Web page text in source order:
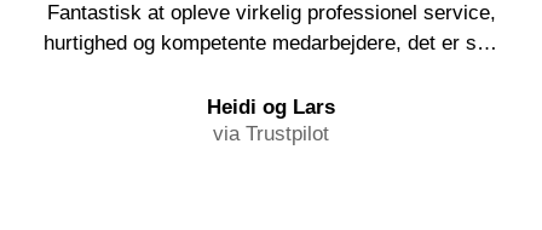
Fantastisk at opleve virkelig professionel service,
hurtighed og kompetente medarbejdere, det er sgu
i den grad anbefales!
Heidi og Lars
via Trustpilot